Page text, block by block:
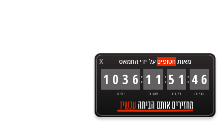
X מאותחטופיםעל ידי החמאס
1 0 3 6
ימים
: 1 1
שעות
:5 1
דקות
: 4 6
שניות